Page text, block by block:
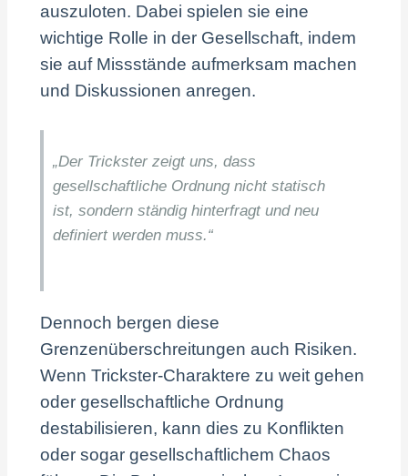
auszuloten. Dabei spielen sie eine
wichtige Rolle in der Gesellschaft, indem
sie auf Missstände aufmerksam machen
und Diskussionen anregen.
„Der Trickster zeigt uns, dass
gesellschaftliche Ordnung nicht statisch
ist, sondern ständig hinterfragt und neu
definiert werden muss.“
Dennoch bergen diese
Grenzenüberschreitungen auch Risiken.
Wenn Trickster-Charaktere zu weit gehen
oder gesellschaftliche Ordnung
destabilisieren, kann dies zu Konflikten
oder sogar gesellschaftlichem Chaos